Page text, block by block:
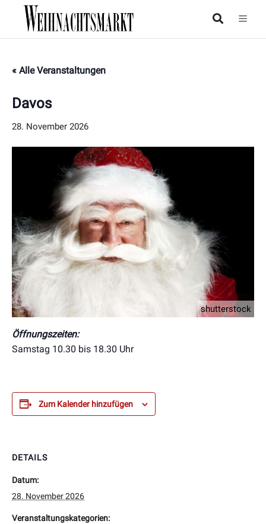
« Alle Veranstaltungen
Davos
28. November 2026
shutterstock
Öffnungszeiten:
Samstag 10.30 bis 18.30 Uhr
Zum Kalender hinzufügen
DETAILS
Datum:
28. November 2026
Veranstaltungskategorien: